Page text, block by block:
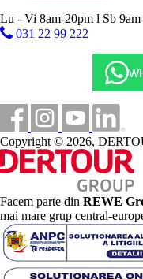
Lu - Vi 8am-20pm l Sb
031 22 99 222
Copyright © 2026,
Facem parte din REWE
mai mare grup central-